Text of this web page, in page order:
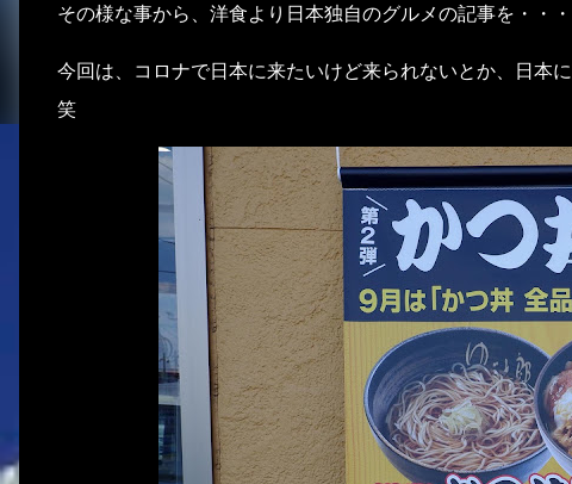
その様な事から、洋食より日本独自のグルメの記事を・・
今回は、コロナで日本に来たいけど来られないとか、日本
笑